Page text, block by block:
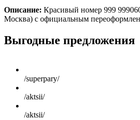
Описание: Красивый номер 999
Москва) с официальным
Scroll
Up
Выгодные предложения
/superpary/
/aktsii/
/aktsii/